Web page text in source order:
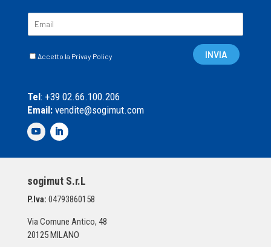
C
l
e
d
S
u
n
a
*
Accetto la Privay Policy INVIA
Tel: +39 02.66.100.206
Email:vendite@sogimut.com
sogimut S.r.L
P.Iva: 04793860158
Via Comune Antico, 48
20125 MILANO